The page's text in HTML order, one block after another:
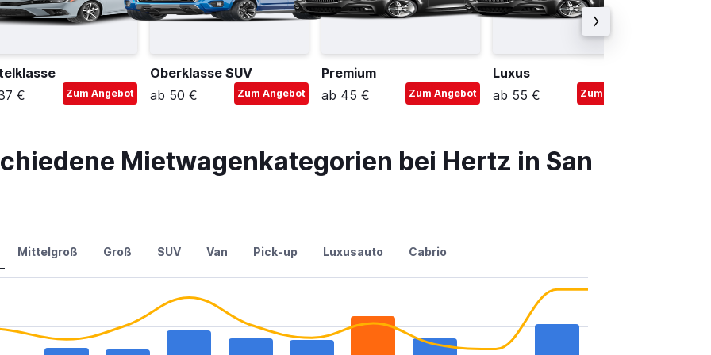
€
Zum Angebot
Oberklasse SUV
ab 50 €
Zum Angebot
Premium
ab 45 €
Zum Angebot
Luxus
ab 55 €
Zum Angebot
Mietwagenkategorien bei Hertz in San
Mittelgroß Groß SUV Van Pick-up Luxusauto Cabrio